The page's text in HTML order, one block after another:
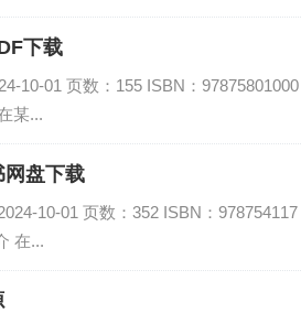
下载
10-01 页数：155 ISBN：97875801000
某...
网盘下载
10-01 页数：352 ISBN：978754117
在...